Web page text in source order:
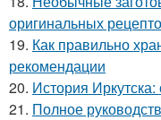
оригинальных
19. Как правильно
рекомендации
20. История
21. Полное